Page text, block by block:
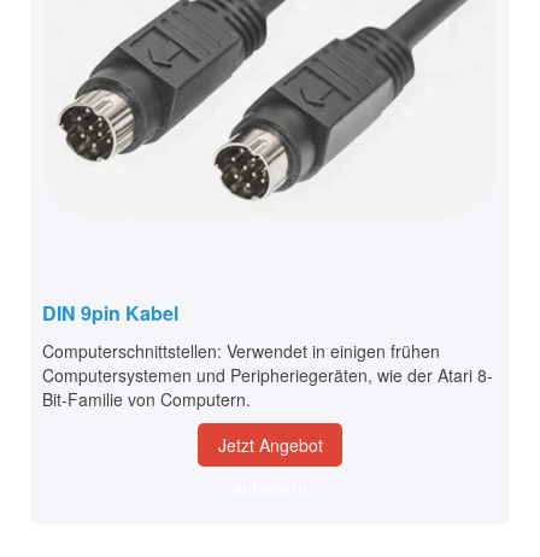
DIN 9pin Kabel
Computerschnittstellen: Verwendet in einigen frühen
Computersystemen und Peripheriegeräten, wie der Atari 8-
Bit-Familie von Computern.
Jetzt Angebot